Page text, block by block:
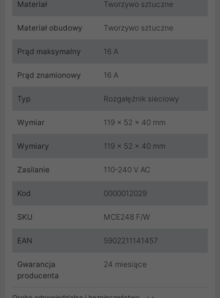
Materiał Tworzywo sztuczne
Materiał obudowy Tworzywo sztuczne
Prąd maksymalny 16 A
Prąd znamionowy 16 A
Typ Rozgałęźnik sieciowy
Wymiar 119 x 52 x 40 mm
Wymiary 119 x 52 x 40 mm
Zasilanie 110-240 V AC
Kod 0000012029
SKU MCE248 F/W
EAN 5902211141457
Gwarancja
producenta
24 miesiące